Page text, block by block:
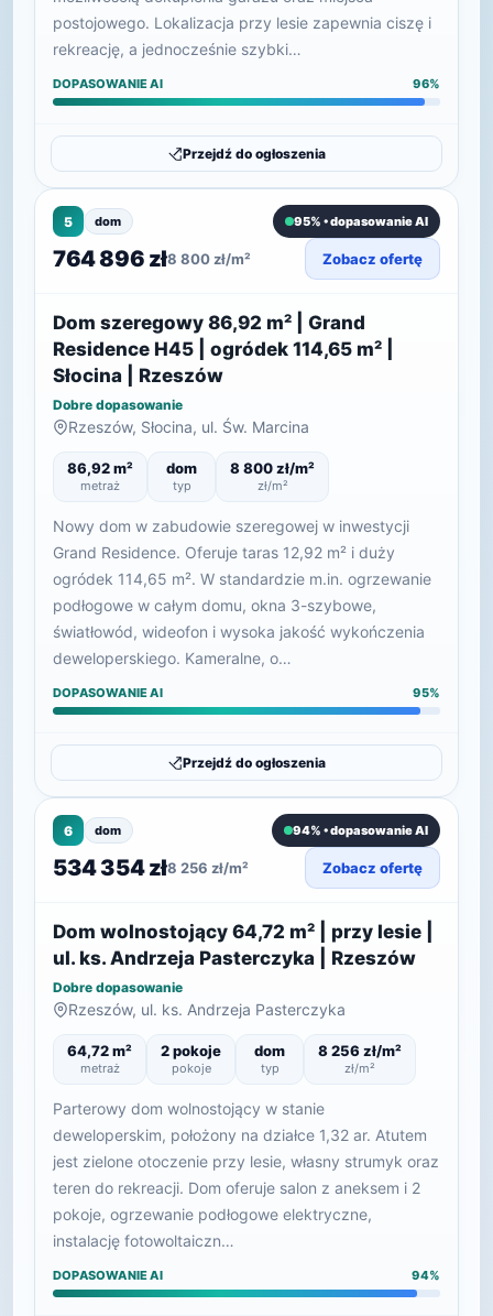
postojowego. Lokalizacja przy lesie zapewnia ciszę i
rekreację, a jednocześnie szybki…
DOPASOWANIE AI 96%
Przejdź do ogłoszenia
5 dom 95% • dopasowanie AI
764 896 zł8 800 zł/m² Zobacz ofertę
Dom szeregowy 86,92 m² | Grand
Residence H45 | ogródek 114,65 m² |
Słocina | Rzeszów
Dobre dopasowanie
Rzeszów, Słocina, ul. Św. Marcina
86,92 m²
metraż
dom
typ
8 800 zł/m²
zł/m²
Nowy dom w zabudowie szeregowej w inwestycji
Grand Residence. Oferuje taras 12,92 m² i duży
ogródek 114,65 m². W standardzie m.in. ogrzewanie
podłogowe w całym domu, okna 3-szybowe,
światłowód, wideofon i wysoka jakość wykończenia
deweloperskiego. Kameralne, o…
DOPASOWANIE AI 95%
Przejdź do ogłoszenia
6 dom 94% • dopasowanie AI
534 354 zł8 256 zł/m² Zobacz ofertę
Dom wolnostojący 64,72 m² | przy lesie |
ul. ks. Andrzeja Pasterczyka | Rzeszów
Dobre dopasowanie
Rzeszów, ul. ks. Andrzeja Pasterczyka
64,72 m²
metraż
2 pokoje
pokoje
dom
typ
8 256 zł/m²
zł/m²
Parterowy dom wolnostojący w stanie
deweloperskim, położony na działce 1,32 ar. Atutem
jest zielone otoczenie przy lesie, własny strumyk oraz
teren do rekreacji. Dom oferuje salon z aneksem i 2
pokoje, ogrzewanie podłogowe elektryczne,
instalację fotowoltaiczn…
DOPASOWANIE AI 94%